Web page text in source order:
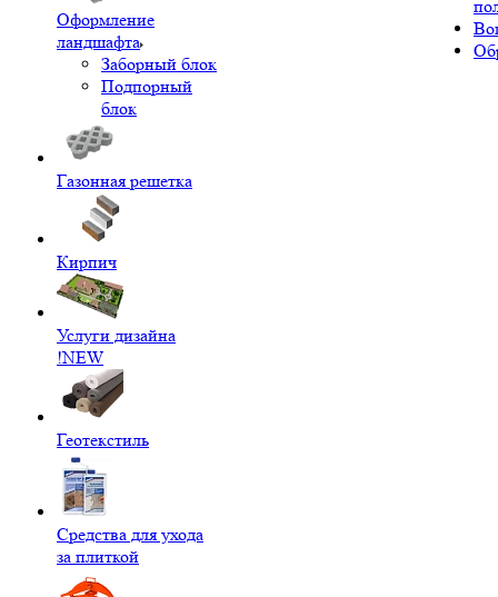
Оформление
ландшафта
Заборный блок
Подпорный
блок
Газонная решетка
Кирпич
Услуги дизайна
!NEW
Геотекстиль
Средства для ухода
за плиткой